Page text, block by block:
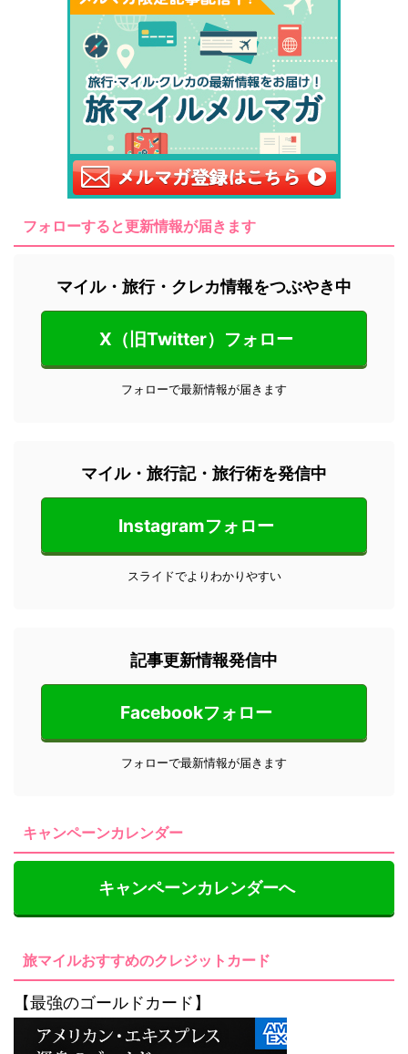
フォローすると更新情報が届きます
マイル・旅行・クレカ情報をつぶやき中
X（旧Twitter）フォロー
フォローで最新情報が届きます
マイル・旅行記・旅行術を発信中
Instagramフォロー
スライドでよりわかりやすい
記事更新情報発信中
Facebookフォロー
フォローで最新情報が届きます
キャンペーンカレンダー
キャンペーンカレンダーへ
旅マイルおすすめのクレジットカード
【最強のゴールドカード】